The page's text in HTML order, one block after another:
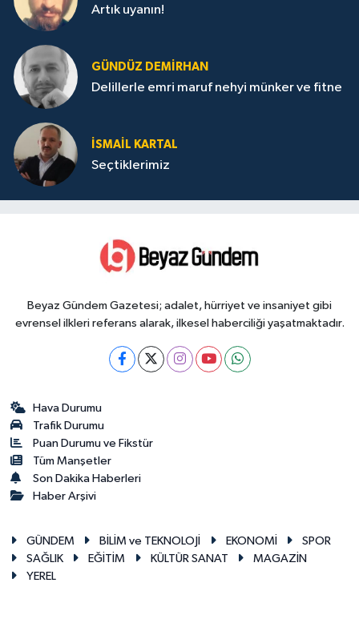
Artık uyanın!
GÜNDÜZ DEMIRHAN
Delillerle emri maruf nehyi münker ve fitne
İSMAIL KARTAL
Seçtiklerimiz
Beyaz Gündem Gazetesi; adalet, hürriyet ve insaniyet gibi
evrensel ilkleri referans alarak, ilkesel haberciliği yaşatmaktadır.
Hava Durumu
Trafik Durumu
Puan Durumu ve Fikstür
Tüm Manşetler
Son Dakika Haberleri
Haber Arşivi
GÜNDEM BİLİM ve TEKNOLOJİ EKONOMİ
SPOR
SAĞLIK
EĞİTİM KÜLTÜR SANAT
MAGAZİN
YEREL